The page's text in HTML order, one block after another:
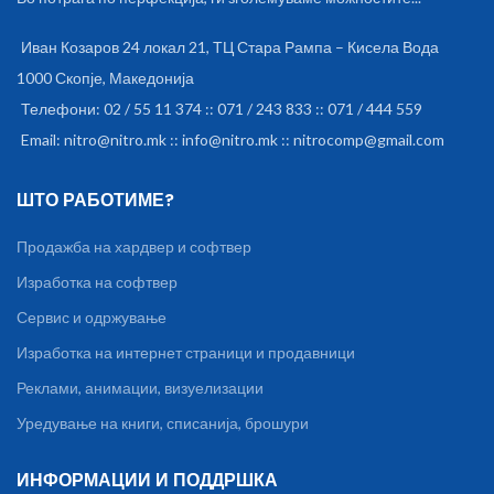
Иван Козаров 24 локал 21, ТЦ Стара Рампа – Кисела Вода
1000 Скопје, Македонија
Телефони: 02 / 55 11 374 :: 071 / 243 833 :: 071 / 444 559
Email: nitro@nitro.mk :: info@nitro.mk :: nitrocomp@gmail.com
ШТО РАБОТИМЕ?
Продажба на хардвер и софтвер
Изработка на софтвер
Сервис и одржување
Изработка на интернет страници и продавници
Реклами, анимации, визуелизации
Уредување на книги, списанија, брошури
ИНФОРМАЦИИ И ПОДДРШКА